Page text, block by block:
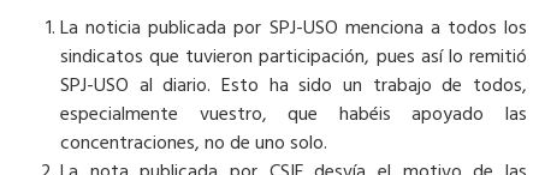
La noticia publicada por SPJ-USO menciona a todos los
sindicatos que tuvieron participación, pues así lo remitió
SPJ-USO al diario. Esto ha sido un trabajo de todos,
especialmente vuestro, que habéis apoyado las
concentraciones, no de uno solo.